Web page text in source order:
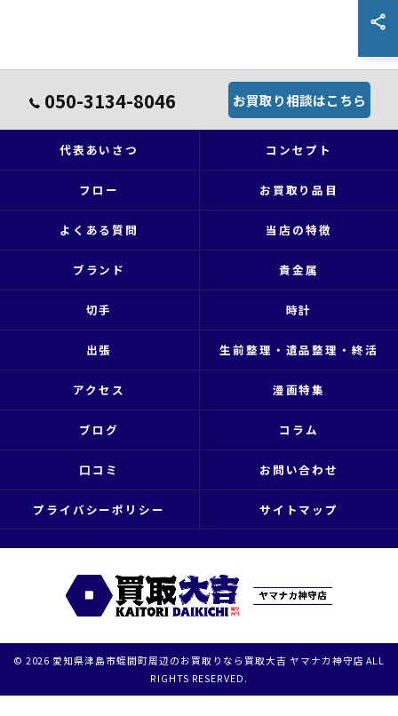
050-3134-8046 お買取り相談はこちら
代表あいさつ コンセプト
フロー お買取り品目
よくある質問 当店の特徴
ブランド 貴金属
切手 時計
出張 生前整理・遺品整理・終活
アクセス 漫画特集
ブログ コラム
口コミ お問い合わせ
プライバシーポリシー サイトマップ
© 2026 愛知県津島市蛭間町周辺のお買取りなら買取大吉 ヤマナカ神守店 ALL
RIGHTS RESERVED.